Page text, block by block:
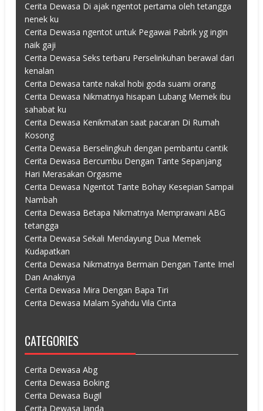
Cerita Dewasa Di ajak ngentot pertama oleh tetangga
nenek ku
Cerita Dewasa ngentot untuk Pegawai Pabrik yg ingin
naik gaji
Cerita Dewasa Seks terbaru Perselinkuhan berawal dari
kenalan
Cerita Dewasa tante nakal hobi goda suami orang
Cerita Dewasa Nikmatnya hisapan Lubang Memek ibu
sahabat ku
Cerita Dewasa Kenikmatan saat pacaran Di Rumah
Kosong
Cerita Dewasa Berselingkuh dengan pembantu cantik
Cerita Dewasa Bercumbu Dengan Tante Sepanjang
Hari Merasakan Orgasme
Cerita Dewasa Ngentot Tante Bohay Kesepian Sampai
Nambah
Cerita Dewasa Betapa Nikmatnya Memprawani ABG
tetangga
Cerita Dewasa Sekali Mendayung Dua Memek
Kudapatkan
Cerita Dewasa Nikmatnya Bermain Dengan Tante Imel
Dan Anaknya
Cerita Dewasa Mira Dengan Bapa Tiri
Cerita Dewasa Malam Syahdu Vila Cinta
CATEGORIES
Cerita Dewasa Abg
Cerita Dewasa Boking
Cerita Dewasa Bugil
Cerita Dewasa Janda